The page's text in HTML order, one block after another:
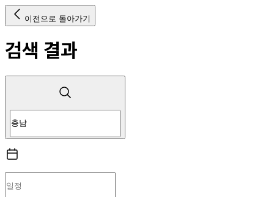
이전으로 돌아가기
검색 결과